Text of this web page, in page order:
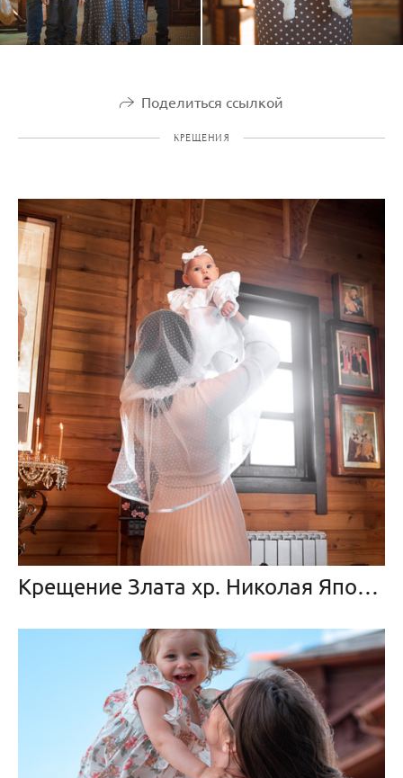
Поделиться ссылкой
КРЕЩЕНИЯ
Крещение Злата хр. Николая Японского